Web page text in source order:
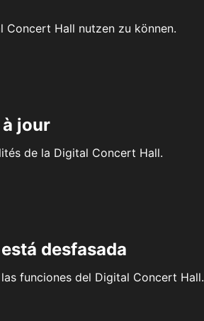
Concert Hall nutzen zu können.
à jour
de la Digital Concert Hall.
desfasada
funciones del Digital Concert Hall.